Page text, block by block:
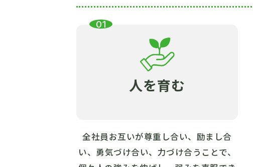
01
人を育む
全社員お互いが尊重し合い、励まし合
い、勇気づけ合い、力づけ合うことで、